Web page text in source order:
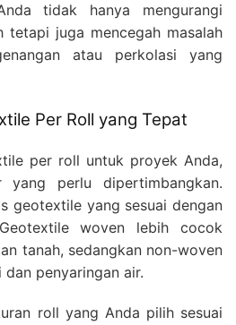
tidak hanya mengurangi
tetapi juga mencegah masalah
atau perkolasi yang
Per Roll yang Tepat
per roll untuk proyek Anda,
perlu dipertimbangkan.
geotextile yang sesuai dengan
woven lebih cocok
tanah, sedangkan non-woven
penyaringan air.
roll yang Anda pilih sesuai